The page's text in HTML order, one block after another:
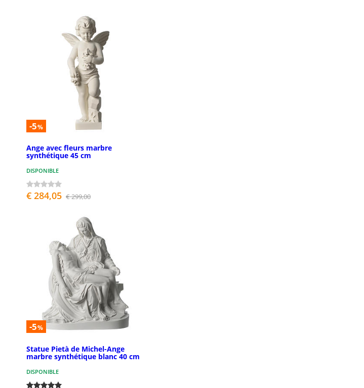
-5%
Ange avec fleurs marbre
synthétique 45 cm
DISPONIBLE
€ 284,05 € 299,00
-5%
Statue Pietà de Michel-Ange
marbre synthétique blanc 40 cm
DISPONIBLE